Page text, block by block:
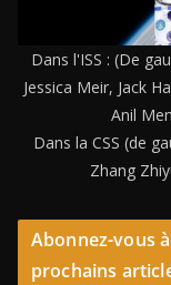
Dans l'ISS : (De
Jessica Meir, Jack
Anil
Dans la CSS (de
Zhang
Abonnez-vous
prochains